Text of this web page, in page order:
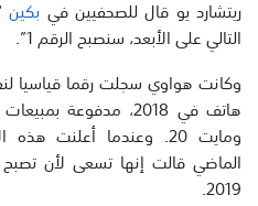
ريتشارد يو قال للصحفيين في بكين
التالي على الأبعد، سنصبح الرقم 1”.
وكانت هواوي سجلت رقما قياسيا
ومايت 20. وعندما أعلنت
الماضي قالت إنها تسعى لأن
2019.